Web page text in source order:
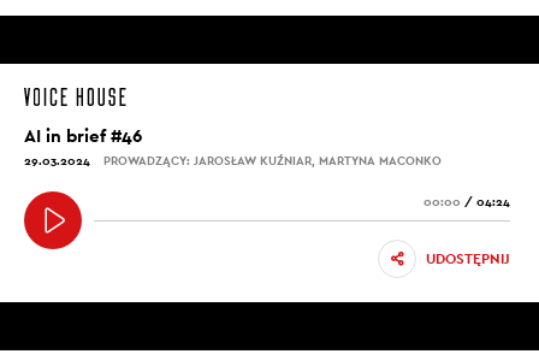
AI in brief #46
29.03.2024 PROWADZĄCY: JAROSŁAW KUŹNIAR, MARTYNA MACONKO
00:00 / 04:24
UDOSTĘPNIJ